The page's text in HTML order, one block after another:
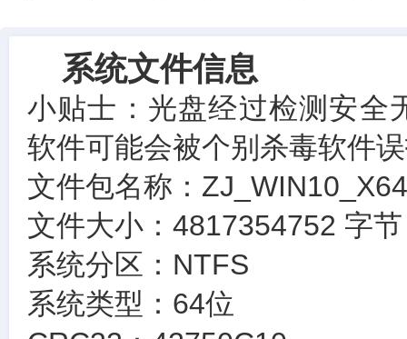
系统文件信息
小贴士：光盘经过检测安全
软件可能会被个别杀毒软件
文件包名称：
文件大小：4817354752 字节
系统分区：NTFS
系统类型：64位